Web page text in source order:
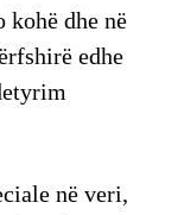
kohë dhe në
edhe
në veri,